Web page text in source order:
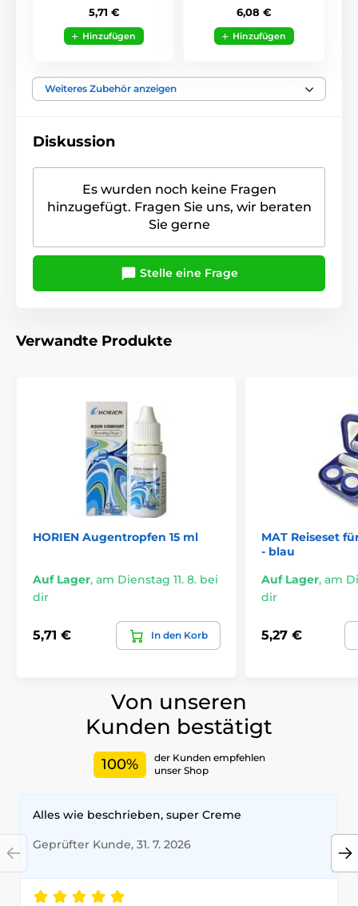
5,71 €
Hinzufügen
6,08 €
Hinzufügen
Weiteres Zubehör anzeigen
Diskussion
Es wurden noch keine Fragen
hinzugefügt. Fragen Sie uns, wir beraten
Sie gerne
Stelle eine Frage
Verwandte Produkte
HORIEN Augentropfen 15 ml
Auf Lager, am Dienstag 11. 8. bei
dir
5,71 € In den Korb
MAT Reiseset
- blau
Auf Lager, am
dir
5,27 €
Von unseren
Kunden bestätigt
100%
der Kunden empfehlen
unser Shop
Alles wie beschrieben, super Creme
Geprüfter Kunde, 31. 7. 2026